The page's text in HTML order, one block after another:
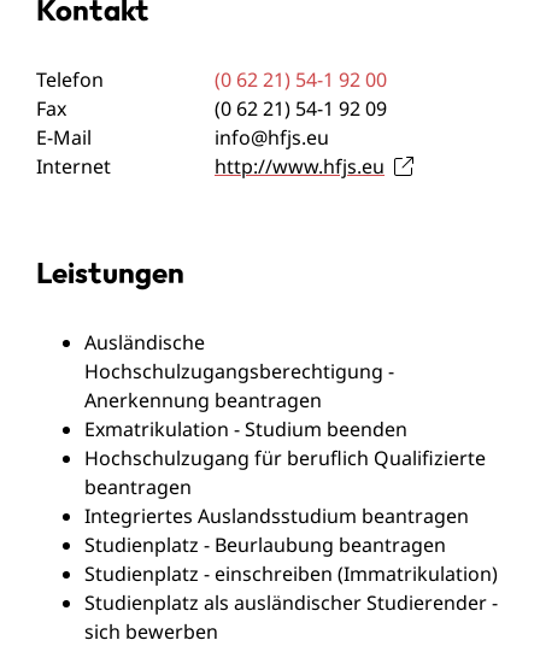
Kontakt
Telefon (0 6221) 54-1 9200
Fax
(06221) 54-1 9209
E-Mail
info@hfjs.eu
Internet
http://www.hfjs.eu
Leistungen
Ausländische
Hochschulzugangsberechtigung -
Anerkennung beantragen
Exmatrikulation - Studium beenden
Hochschulzugang für beruflich Qualifizierte
beantragen
Integriertes Auslandsstudium beantragen
Studienplatz - Beurlaubung beantragen
Studienplatz - einschreiben (Immatrikulation)
Studienplatz als ausländischer Studierender -
sich bewerben